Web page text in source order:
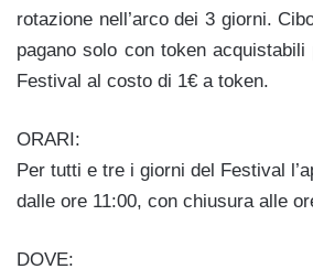
rotazione nell’arco dei 3 giorni.
pagano solo con token
Festival al costo di 1€ a token.
ORARI:
Per tutti e tre i giorni del Festival
dalle ore 11:00, con chiusura alle
DOVE: